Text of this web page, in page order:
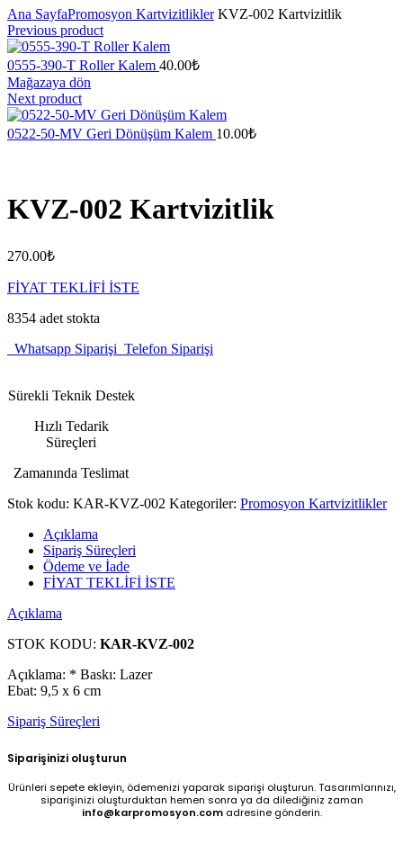
Ana SayfaPromosyon KartvizitliklerKVZ-002 Kartvizitlik
Previous product
0555-390-T Roller Kalem 40.00₺
Mağazaya dön
Next product
0522-50-MV Geri Dönüşüm Kalem 10.00₺
KVZ-002 Kartvizitlik
270.00₺
FİYAT TEKLİFİ İSTE
8354 adet stokta
Whatsapp Siparişi Telefon Siparişi
Sürekli Teknik Destek
Hızlı Tedarik
Süreçleri
Zamanında Teslimat
Stok kodu: KAR-KVZ-002 Kategoriler: Promosyon Kartvizitlikler
Açıklama
Sipariş Süreçleri
Ödeme ve İade
FİYAT TEKLİFİ İSTE
Açıklama
STOK KODU: KAR-KVZ-002
Açıklama: * Baskı: Lazer
Ebat: 9,5 x 6 cm
Sipariş Süreçleri
Siparişinizi oluşturun
Ürünleri sepete ekleyin, ödemenizi yaparak siparişi oluşturun. Tasarımlarınızı,
siparişinizi oluşturduktan hemen sonra ya da dilediğiniz zaman
info@karpromosyon.comadresine gönderin.